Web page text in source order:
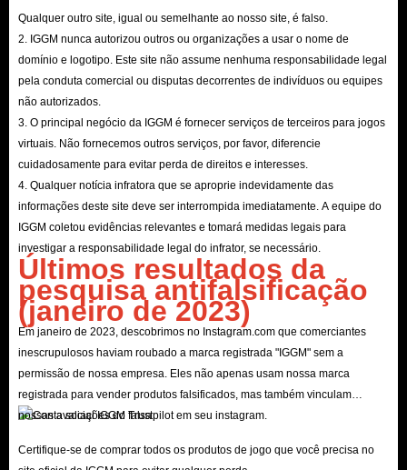
Qualquer outro site, igual ou semelhante ao nosso site, é falso.
2. IGGM nunca autorizou outros ou organizações a usar o nome de
domínio e logotipo. Este site não assume nenhuma responsabilidade legal
pela conduta comercial ou disputas decorrentes de indivíduos ou equipes
não autorizados.
3. O principal negócio da IGGM é fornecer serviços de terceiros para jogos
virtuais. Não fornecemos outros serviços, por favor, diferencie
cuidadosamente para evitar perda de direitos e interesses.
4. Qualquer notícia infratora que se aproprie indevidamente das
informações deste site deve ser interrompida imediatamente. A equipe do
IGGM coletou evidências relevantes e tomará medidas legais para
investigar a responsabilidade legal do infrator, se necessário.
Últimos resultados da
pesquisa antifalsificação
(janeiro de 2023)
Em janeiro de 2023, descobrimos no Instagram.com que comerciantes
inescrupulosos haviam roubado a marca registrada "IGGM" sem a
permissão de nossa empresa. Eles não apenas usam nossa marca
registrada para vender produtos falsificados, mas também vinculam
nossas avaliações do Trustpilot em seu instagram.
Certifique-se de comprar todos os produtos de jogo que você precisa no